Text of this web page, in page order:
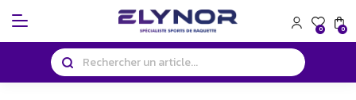
Panneau de gestion des cookies
0 0